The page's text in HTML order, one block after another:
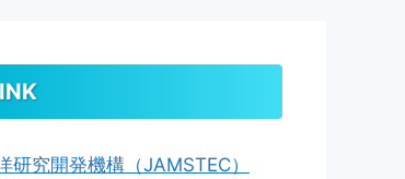
研究開発機構（JAMSTEC）